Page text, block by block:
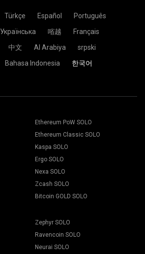
Türkçe Español
Português
Українська 㗂越
Français
中文 Al Arabiya
srpski
Bahasa Indonesia
한국어
Ethereum PoW SOLO
Ethereum Classic SOLO
Kaspa SOLO
Ergo SOLO
Nexa SOLO
Zcash SOLO
Bitcoin GOLD SOLO
Zephyr SOLO
Ravencoin SOLO
Neurai SOLO